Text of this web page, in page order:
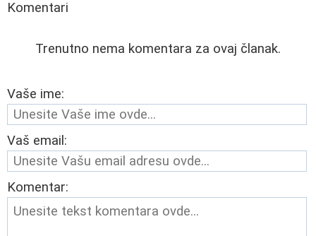
Komentari
Trenutno nema komentara za ovaj članak.
Vaše ime:
Vaš email:
Komentar: